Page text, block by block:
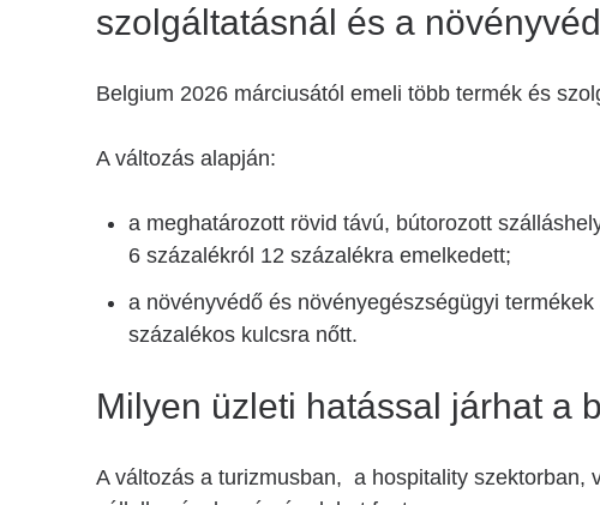
szolgáltatásnál és a
Belgium 2026 márciusától emeli több termék és
A változás alapján:
a meghatározott rövid távú, bútorozott
6 százalékról 12 százalékra emelkedett;
a növényvédő és növényegészségügyi
százalékos kulcsra nőtt.
Milyen üzleti hatással járhat a
A változás a turizmusban, a hospitality szektorban,